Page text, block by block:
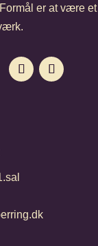
er at være et